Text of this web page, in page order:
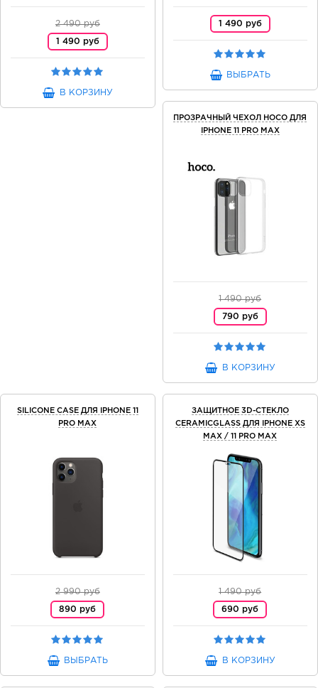
2 490 руб
1 490 руб
В КОРЗИНУ
1 490 руб
ВЫБРАТЬ
ПРОЗРАЧНЫЙ ЧЕХОЛ HOCO ДЛЯ
IPHONE 11 PRO MAX
1 490 руб
790 руб
В КОРЗИНУ
SILICONE CASE ДЛЯ IPHONE 11
PRO MAX
2 990 руб
890 руб
ВЫБРАТЬ
ЗАЩИТНОЕ 3D-СТЕКЛО
CERAMICGLASS ДЛЯ IPHONE XS
MAX / 11 PRO MAX
1 490 руб
690 руб
В КОРЗИНУ